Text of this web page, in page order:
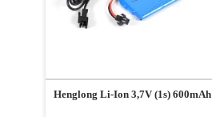
Henglong Li-Ion 3,7V (1s) 600mAh